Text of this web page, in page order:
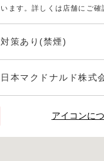
います。詳しくは店舗にご確
対策あり(禁煙)
日本マクドナルド株式
アイコンに